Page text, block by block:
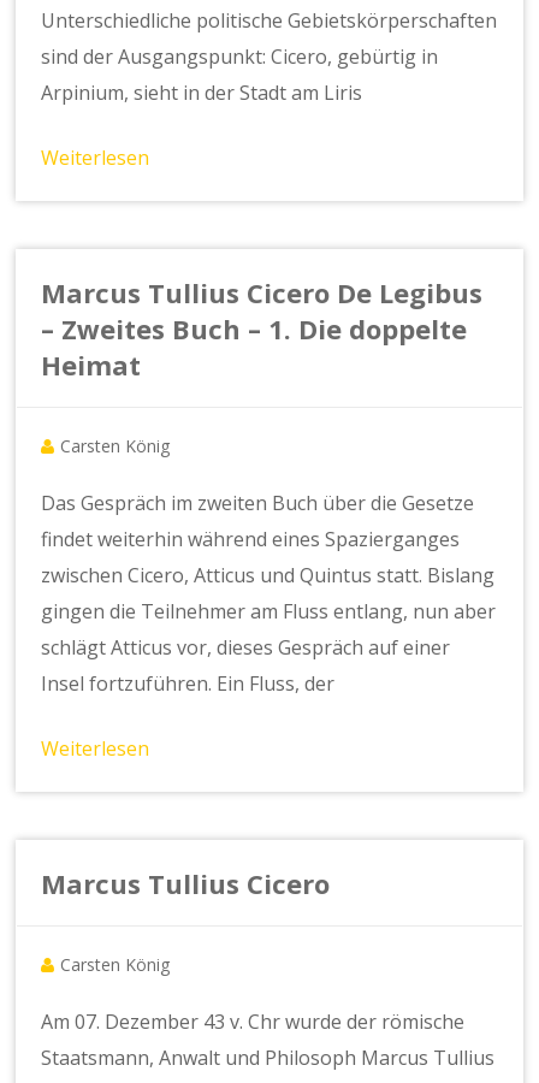
Unterschiedliche politische Gebietskörperschaften
sind der Ausgangspunkt: Cicero, gebürtig in
Arpinium, sieht in der Stadt am Liris
Weiterlesen
Marcus Tullius Cicero De Legibus
– Zweites Buch – 1. Die doppelte
Heimat
Carsten König
Das Gespräch im zweiten Buch über die Gesetze
findet weiterhin während eines Spazierganges
zwischen Cicero, Atticus und Quintus statt. Bislang
gingen die Teilnehmer am Fluss entlang, nun aber
schlägt Atticus vor, dieses Gespräch auf einer
Insel fortzuführen. Ein Fluss, der
Weiterlesen
Marcus Tullius Cicero
Carsten König
Am 07. Dezember 43 v. Chr wurde der römische
Staatsmann, Anwalt und Philosoph Marcus Tullius